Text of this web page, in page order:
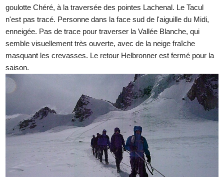
goulotte Chéré, à la traversée des pointes Lachenal. Le Tacul
n'est pas tracé. Personne dans la face sud de l'aiguille du Midi,
enneigée. Pas de trace pour traverser la Vallée Blanche, qui
semble visuellement très ouverte, avec de la neige fraîche
masquant les crevasses. Le retour Helbronner est fermé pour la
saison.